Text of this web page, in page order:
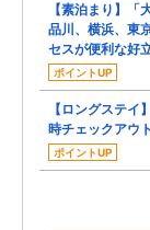
【素泊まり】「
品川、横浜、東
セスが便利な好
ポイントUP
【ロングステイ
時チェックアウ
ポイントUP